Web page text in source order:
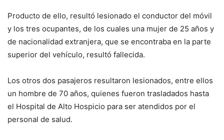
Producto de ello, resultó lesionado el conductor del móvil
y los tres ocupantes, de los cuales una mujer de 25 años y
de nacionalidad extranjera, que se encontraba en la parte
superior del vehículo, resultó fallecida.
Los otros dos pasajeros resultaron lesionados, entre ellos
un hombre de 70 años, quienes fueron trasladados hasta
el Hospital de Alto Hospicio para ser atendidos por el
personal de salud.